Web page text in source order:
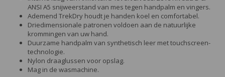
ANSI A5 snijweerstand van mes tegen handpalm en vingers.
Ademend TrekDry houdt je handen koel en comfortabel.
Driedimensionale patronen voldoen aan de natuurlijke
krommingen van uw hand.
Duurzame handpalm van synthetisch leer met touchscreen-
technologie.
Nylon draaglussen voor opslag.
Mag in de wasmachine.